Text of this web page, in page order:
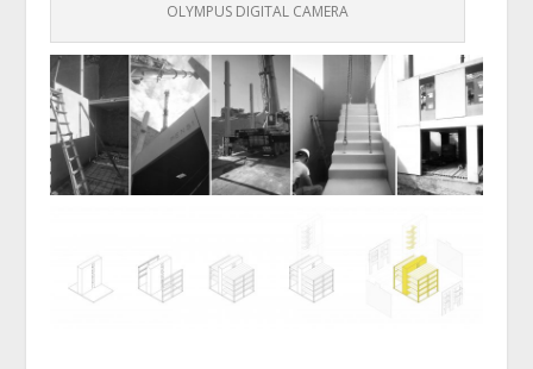
OLYMPUS DIGITAL CAMERA